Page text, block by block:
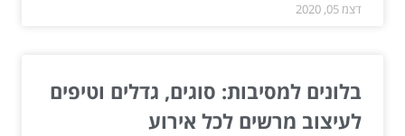
דצמ 05, 2020
בלונים למסיבות: סוגים, גדלים וטיפים
לעיצוב מרשים לכל אירוע